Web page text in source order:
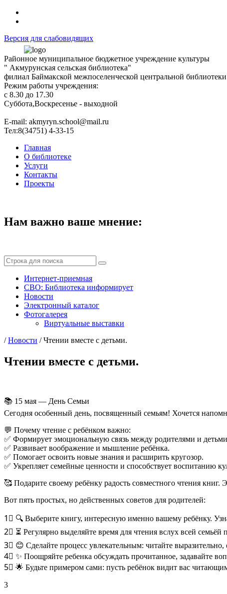
Версия для слабовидящих
Районное муниципальное бюджетное учреждение культуры
" Акмурунская сельская библиотека"
филиал Баймакской межпоселенческой центральной библиотеки
Режим работы учреждения:
с 8.30 до 17.30
Суббота,Воскресенье - выходной
Е-mail: akmyryn.school@mail.ru
Тел:8(34751) 4-33-15
Главная
О библиотеке
Услуги
Контакты
Проекты
Нам важно ваше мнение:
Интернет-приемная
СВО: Библиотека информирует
Новости
Электронный каталог
Фотогалерея
Виртуальные выставки
/Новости /Чтении вместе с детьми.
Чтении вместе с детьми.
📚 15 мая — День Семьи
Сегодня особенный день, посвященный семьям! Хочется
💬 Почему чтение с ребёнком важно:
✅ Формирует эмоциональную связь между родителями и
✅ Развивает воображение и мышление ребёнка.
✅ Помогает освоить новые знания и расширить кругозор.
✅ Укрепляет семейные ценности и способствует воспитанию
🥰 Подарите своему ребёнку радость совместного чтения
Вот пять простых, но действенных советов для родителей:
1⃣ 🔍 Выберите книгу, интересную именно вашему ребёнку.
2⃣ ⏳ Регулярно выделяйте время для чтения вслух всей
3⃣ 😊 Сделайте процесс увлекательным: читайте
4⃣ ✨ Поощряйте ребенка обсуждать прочитанное, задавайте
5⃣ 🌟 Будьте примером сами: пусть ребёнок видит вас
3